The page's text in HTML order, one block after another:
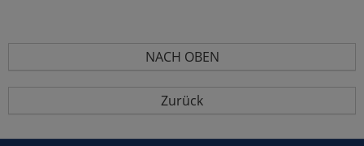
NACH OBEN
Zurück